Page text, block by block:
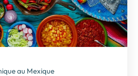
au Mexique